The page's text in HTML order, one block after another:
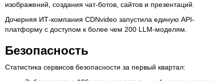
изображений, создания чат-ботов, сайтов и презентаций.
Дочерняя ИТ-компания CDNvideo запустила единую API-
платформу с доступом к более чем 200 LLM-моделям.
Безопасность
Статистика сервисов безопасности за первый квартал: